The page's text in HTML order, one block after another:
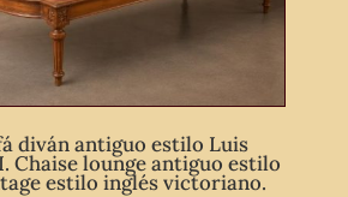
diván antiguo estilo Luis
Chaise lounge antiguo estilo
estilo inglés victoriano.